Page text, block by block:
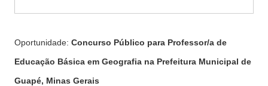
Oportunidade: Concurso Público para Professor/a de
Educação Básica em Geografia na Prefeitura Municipal de
Guapé, Minas Gerais